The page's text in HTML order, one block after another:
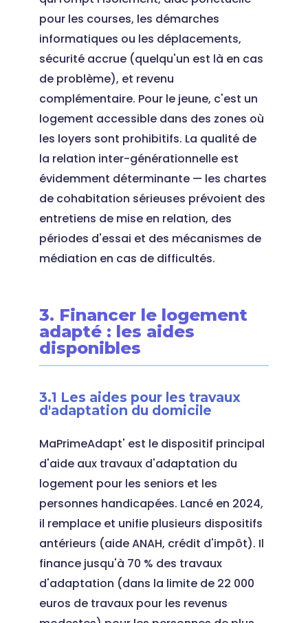
pour les courses, les démarches
informatiques ou les déplacements,
sécurité accrue (quelqu'un est là en cas
de problème), et revenu
complémentaire. Pour le jeune, c'est un
logement accessible dans des zones où
les loyers sont prohibitifs. La qualité de
la relation inter-générationnelle est
évidemment déterminante — les chartes
de cohabitation sérieuses prévoient des
entretiens de mise en relation, des
périodes d'essai et des mécanismes de
médiation en cas de difficultés.
3. Financer le logement
adapté : les aides
disponibles
3.1 Les aides pour les travaux
d'adaptation du domicile
MaPrimeAdapt' est le dispositif principal
d'aide aux travaux d'adaptation du
logement pour les seniors et les
personnes handicapées. Lancé en 2024,
il remplace et unifie plusieurs dispositifs
antérieurs (aide ANAH, crédit d'impôt). Il
finance jusqu'à 70 % des travaux
d'adaptation (dans la limite de 22 000
euros de travaux pour les revenus